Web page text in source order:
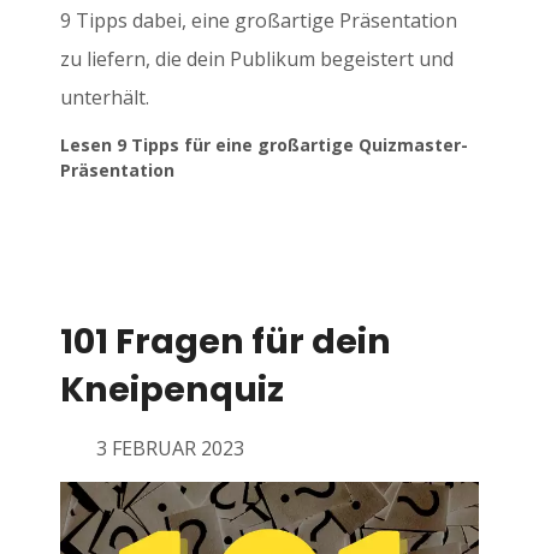
9 Tipps dabei, eine großartige Präsentation
zu liefern, die dein Publikum begeistert und
unterhält.
Lesen 9 Tipps für eine großartige Quizmaster-
Präsentation
101 Fragen für dein
Kneipenquiz
3 FEBRUAR 2023